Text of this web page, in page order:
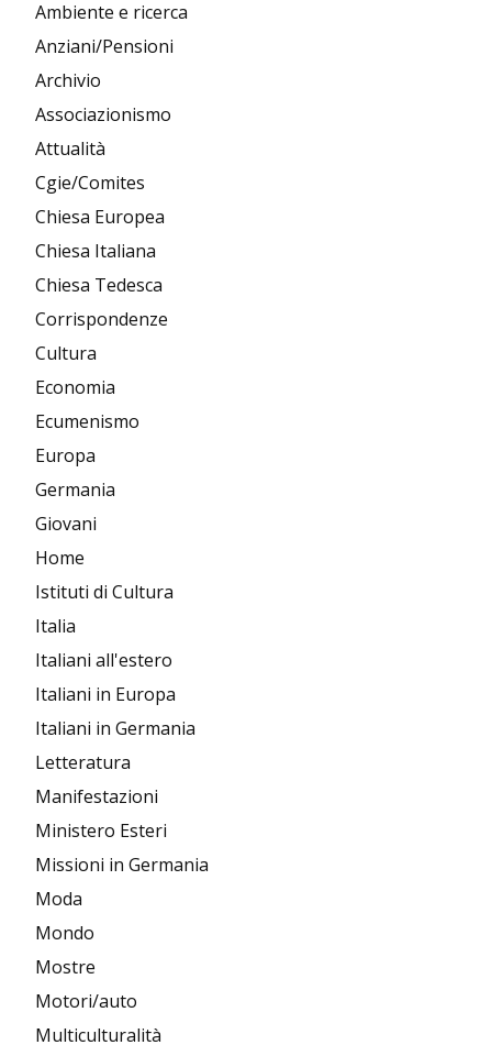
Ambiente e ricerca
Anziani/Pensioni
Archivio
Associazionismo
Attualità
Cgie/Comites
Chiesa Europea
Chiesa Italiana
Chiesa Tedesca
Corrispondenze
Cultura
Economia
Ecumenismo
Europa
Germania
Giovani
Home
Istituti di Cultura
Italia
Italiani all'estero
Italiani in Europa
Italiani in Germania
Letteratura
Manifestazioni
Ministero Esteri
Missioni in Germania
Moda
Mondo
Mostre
Motori/auto
Multiculturalità